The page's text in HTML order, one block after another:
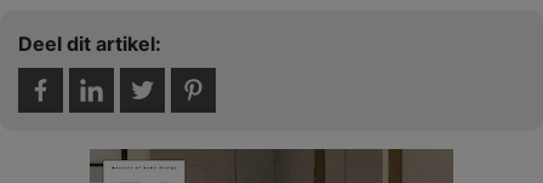
Deel dit artikel: